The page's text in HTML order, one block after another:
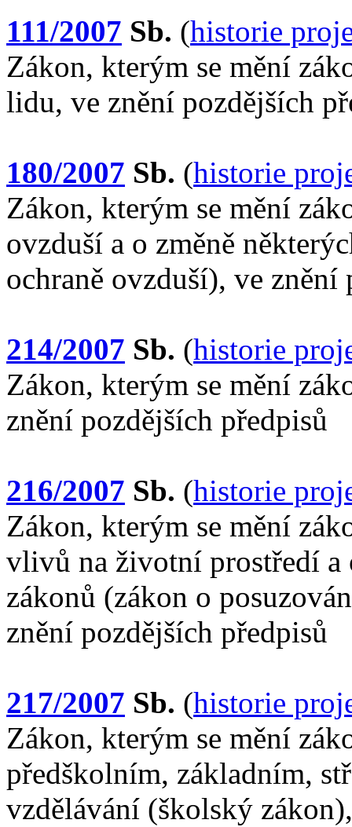
111/2007 Sb. (historie
Zákon, kterým se mění
lidu, ve znění pozdějších
180/2007 Sb. (historie
Zákon, kterým se mění
ovzduší a o změně
ochraně ovzduší), ve znění
214/2007 Sb. (historie
Zákon, kterým se mění
znění pozdějších předpisů
216/2007 Sb. (historie
Zákon, kterým se mění
vlivů na životní prostředí a
zákonů (zákon o
znění pozdějších předpisů
217/2007 Sb. (historie
Zákon, kterým se mění
předškolním, základním,
vzdělávání (školský